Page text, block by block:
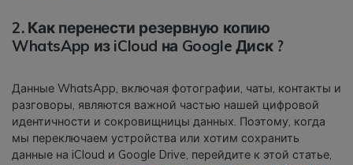
2. Как перенести резервную копию
WhatsApp из iCloud на Google Диск ?
Данные WhatsApp, включая фотографии, чаты, контакты и
разговоры, являются важной частью нашей цифровой
идентичности и сокровищницы данных. Поэтому, когда
мы переключаем устройства или хотим сохранить
данные на iCloud и Google Drive, перейдите к этой статье,